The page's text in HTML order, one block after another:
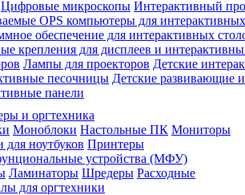
Цифровые микроскопы Интерактивный
OPS компьютеры для
обеспечение для интерактивных
крепления для дисплеев и
Лампы для проекторов Детские
песочницы Детские развивающие
панели
и оргтехника
Моноблоки Настольные ПК Мониторы
для ноутбуков Принтеры
устройства (МФУ)
Ламинаторы Шредеры Расходные
для оргтехники